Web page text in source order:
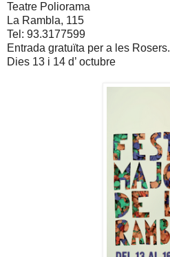
Teatre Poliorama
La Rambla, 115
Tel: 93.3177599
Entrada gratuïta per a les Rosers.
Dies 13 i 14 d’ octubre